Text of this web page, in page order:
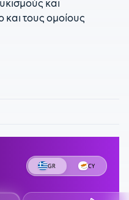
και
και τους ομοίους